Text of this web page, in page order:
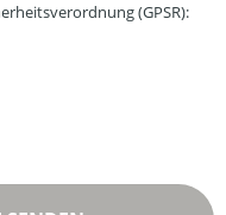
(GPSR):